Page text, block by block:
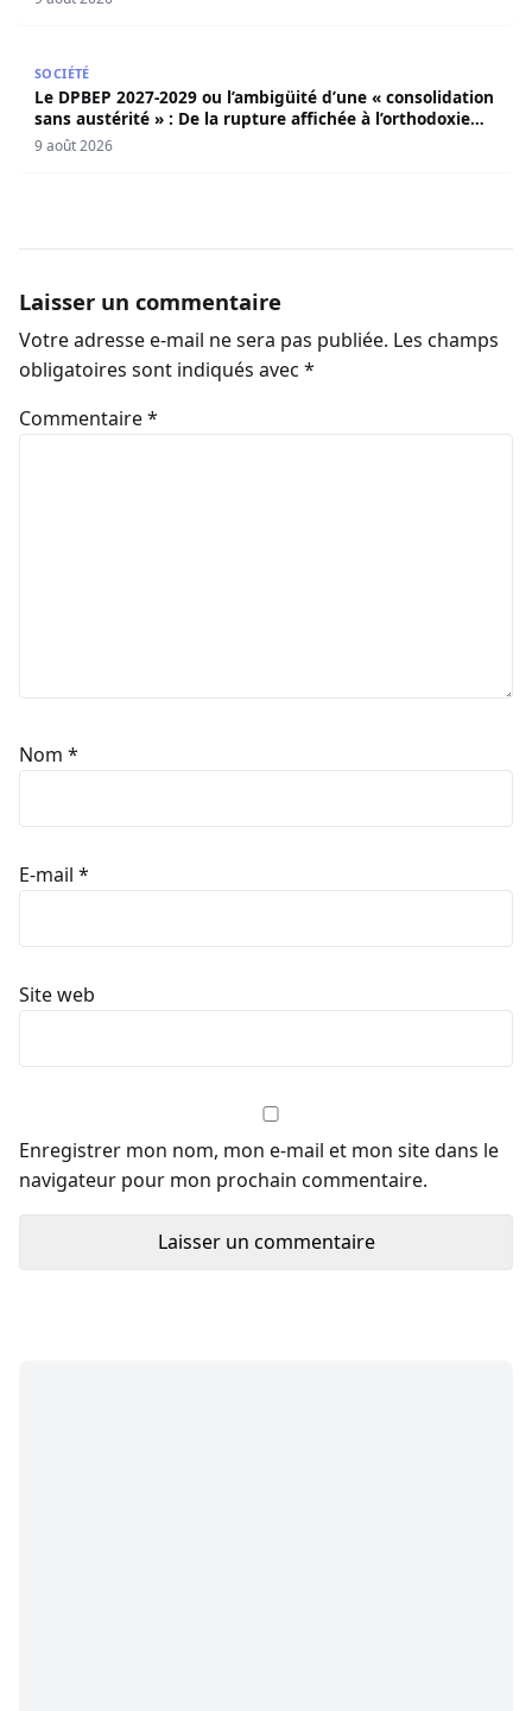
SOCIÉTÉ
Le DPBEP 2027-2029 ou l’ambigüité d’une « consolidation
sans austérité » : De la rupture affichée à l’orthodoxie
budgétaire, une analyse critique de la trajectoire
9 août 2026
Laisser un commentaire
Votre adresse e-mail ne sera pas publiée. Les champs
obligatoires sont indiqués avec *
Commentaire*
Nom *
E-mail *
Site web
Enregistrer mon nom, mon e-mail et mon site dans le
navigateur pour mon prochain commentaire.